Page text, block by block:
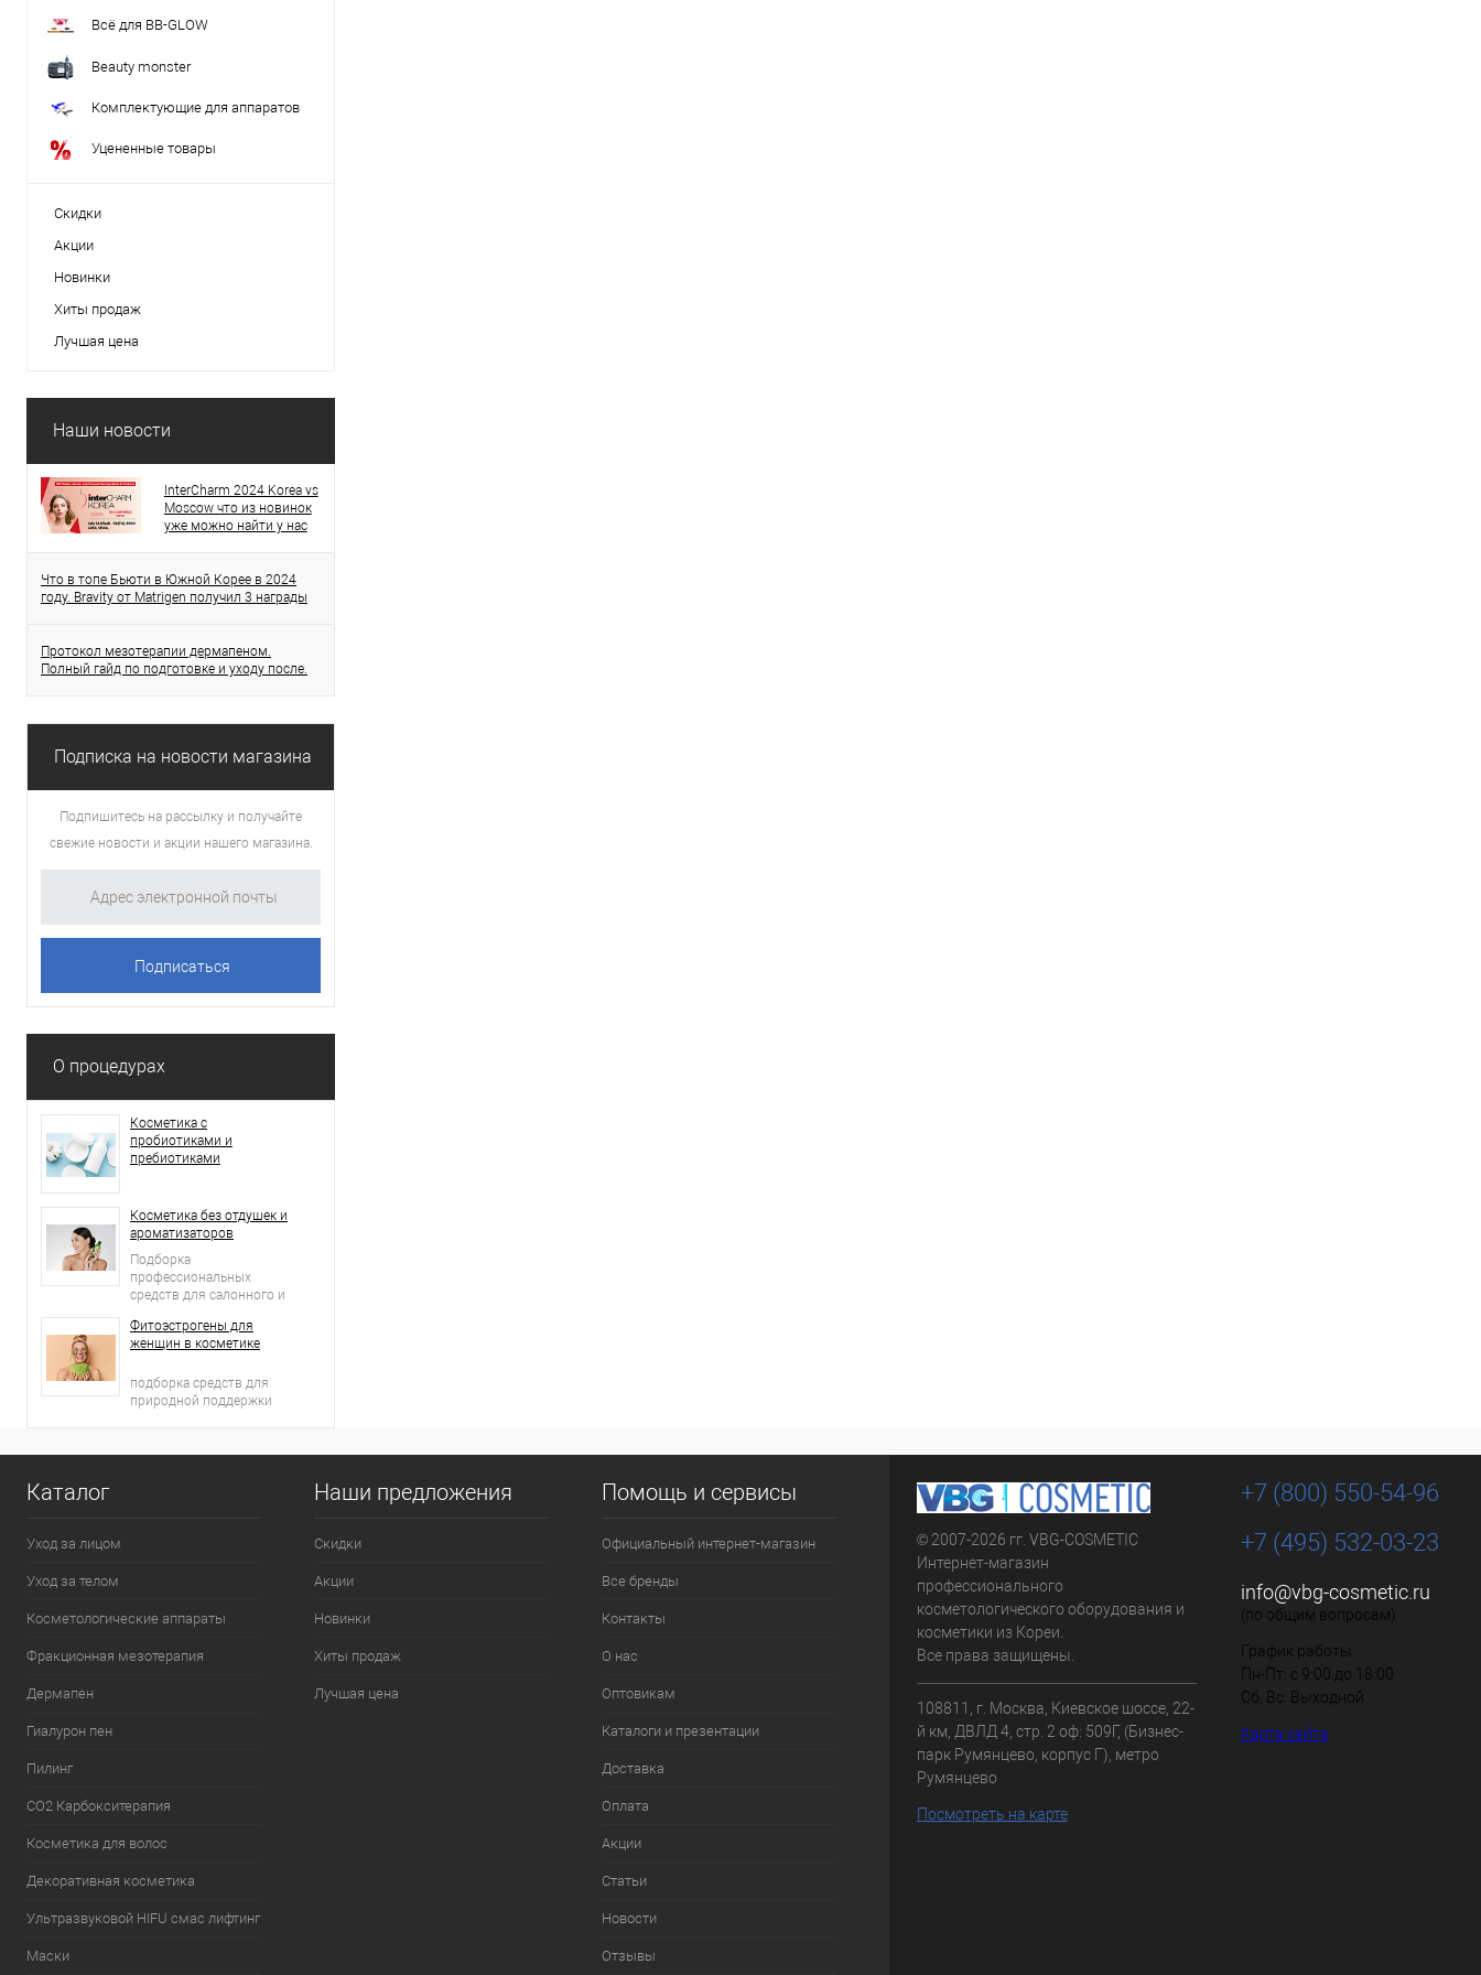
Всё для BB-GLOW
Beauty monster
Комплектующие для аппаратов
Уцененные товары
Скидки
Акции
Новинки
Хиты продаж
Лучшая цена
Наши новости
InterCharm 2024 Korea vs
Moscow что из новинок
уже можно найти у нас
Что в топе Бьюти в Южной Корее в 2024
году. Bravity от Matrigen получил 3 награды
Протокол мезотерапии дермапеном.
Полный гайд по подготовке и уходу после.
Подписка на новости магазина
Подпишитесь на рассылку и получайте
свежие новости и акции нашего магазина.
О процедурах
Косметика с
пробиотиками и
пребиотиками
Косметика без отдушек и
ароматизаторов
Подборка
профессиональных
средств для салонного и
Фитоэстрогены для
женщин в косметике
подборка средств для
природной поддержки
Каталог
Уход за лицом
Уход за телом
Косметологические аппараты
Фракционная мезотерапия
Дермапен
Гиалурон пен
Пилинг
CO2 Карбокситерапия
Косметика для волос
Декоративная косметика
Ультразвуковой HIFU смас лифтинг
Маски
Наши предложения
Скидки
Акции
Новинки
Хиты продаж
Лучшая цена
Помощь и сервисы
Официальный интернет-магазин
Все бренды
Контакты
О нас
Оптовикам
Каталоги и презентации
Доставка
Оплата
Акции
Статьи
Новости
Отзывы
© 2007-2026 гг. VBG-COSMETIC
Интернет-магазин
профессионального
косметологического оборудования и
косметики из Кореи.
Все права защищены.
108811, г. Москва, Киевское шоссе, 22-
й км, ДВЛД 4, стр. 2 оф: 509Г, (Бизнес-
парк Румянцево, корпус Г), метро
Румянцево
Посмотреть на карте
+7 (800) 550-54-96
+7 (495) 532-03-23
info@vbg-cosmetic.ru
(по общим вопросам)
График работы
Пн-Пт: с 9:00 до 18:00
Сб, Вс: Выходной
Карта сайта